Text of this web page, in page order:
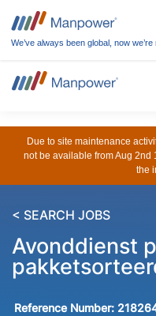
We’ve always been global, now we’re
Due to site maintenance
not be available from Aug 2nd
the
< SEARCH JOBS
Avonddienst
Reference Number: